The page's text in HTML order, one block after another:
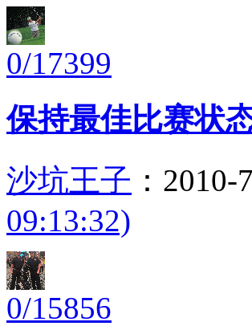
0/17399
保持最佳比赛状
沙坑王子 ： 2010-
09:13:32)
0/15856